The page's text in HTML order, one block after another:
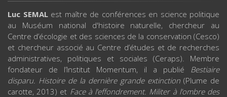
Luc SEMAL est maître de conférences en science politique
au Muséum national d'histoire naturelle, chercheur au
Centre d’écologie et des sciences de la conservation (Cesco)
et chercheur associé au Centre d’études et de recherches
administratives, politiques et sociales (Ceraps). Membre
fondateur de l’Institut Momentum, il a publié Bestiaire
disparu. Histoire de la dernière grande extinction (Plume de
carotte, 2013) et Face à l’effondrement. Militer à l’ombre des